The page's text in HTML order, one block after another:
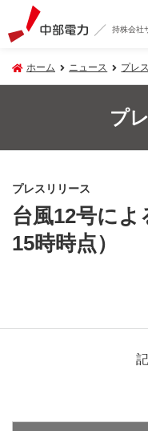
持株会社
ホーム ニュース プレ
プ
プレスリリース
台風12号によ
15時時点）